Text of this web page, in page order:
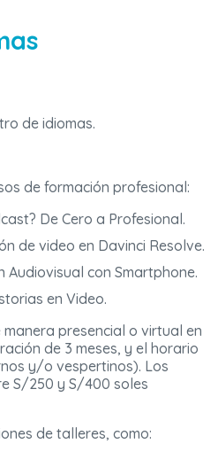
de idiomas.
de formación profesional:
De Cero a Profesional.
de video en Davinci Resolve.
Audiovisual con Smartphone.
en Video.
manera presencial o virtual en
de 3 meses, y el horario
y/o vespertinos). Los
S/250 y S/400 soles
de talleres, como: